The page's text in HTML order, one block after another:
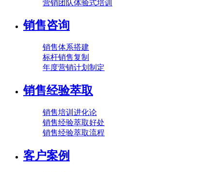
营销团队体验式培训
销售咨询
销售体系搭建
标杆销售复制
年度营销计划制定
销售经验萃取
销售培训进化论
销售经验萃取好处
销售经验萃取流程
客户案例